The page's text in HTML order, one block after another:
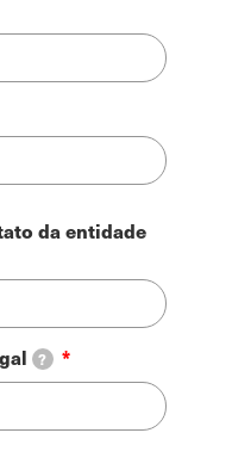
da entidade
?